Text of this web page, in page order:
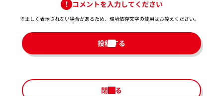
コメントを入力してください
※正しく表示されない場合があるため、環境依存文字の使用はお控えください。​
投稿する
閉じる